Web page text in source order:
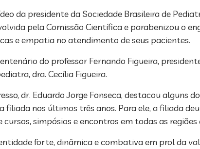
da presidente da Sociedade Brasileira de
pela Comissão Científica e parabenizou o
e empatia no atendimento de seus pacientes.
do professor Fernando Figueira,
dra. Cecília Figueira.
dr. Eduardo Jorge Fonseca, destacou alguns
nos últimos três anos. Para ele, a filiada
simpósios e encontros em todas as regiões
forte, dinâmica e combativa em prol da